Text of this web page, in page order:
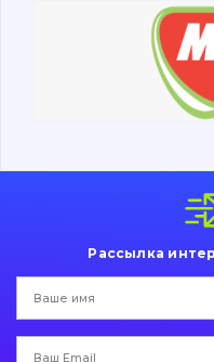
Фильтры и смазочные
Ножи, режущие кромки
Защита (ковша, адаптера)
написати
Рассылка